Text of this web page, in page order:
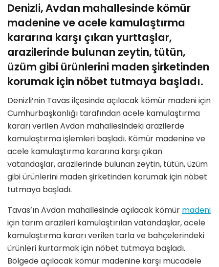
Denizli, Avdan mahallesinde kömür
madenine ve acele kamulaştırma
kararına karşı çıkan yurttaşlar,
arazilerinde bulunan zeytin, tütün,
üzüm gibi ürünlerini maden şirketinden
korumak için nöbet tutmaya başladı.
Denizli’nin Tavas ilçesinde açılacak kömür madeni için
Cumhurbaşkanlığı tarafından acele kamulaştırma
kararı verilen Avdan mahallesindeki arazilerde
kamulaştırma işlemleri başladı. Kömür madenine ve
acele kamulaştırma kararına karşı çıkan
vatandaşlar, arazilerinde bulunan zeytin, tütün, üzüm
gibi ürünlerini maden şirketinden korumak için nöbet
tutmaya başladı.
Tavas’ın Avdan mahallesinde açılacak kömür madeni
için tarım arazileri kamulaştırılan vatandaşlar, acele
kamulaştırma kararı verilen tarla ve bahçelerindeki
ürünleri kurtarmak için nöbet tutmaya başladı.
Bölgede açılacak kömür madenine karşı mücadele